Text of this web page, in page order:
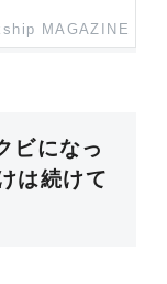
MAGAZINE
ビになっ
は続けて